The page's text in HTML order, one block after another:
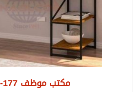
مكتب موظف ED-177